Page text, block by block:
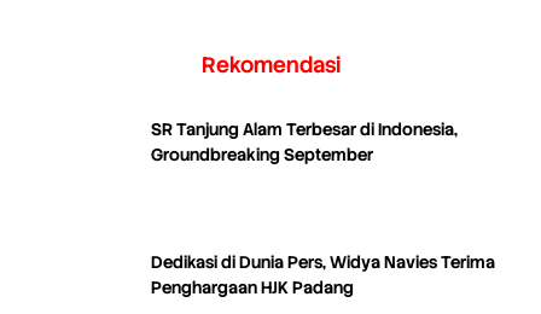
Rekomendasi
SR Tanjung Alam Terbesar di Indonesia,
Groundbreaking September
Dedikasi di Dunia Pers, Widya Navies Terima
Penghargaan HJK Padang